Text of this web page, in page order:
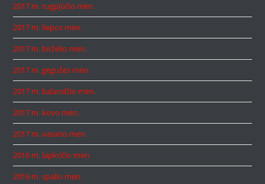
2017 m. rugpjūčio mėn.
2017 m. liepos mėn.
2017 m. birželio mėn.
2017 m. gegužės mėn.
2017 m. balandžio mėn.
2017 m. kovo mėn.
2017 m. vasario mėn.
2016 m. lapkričio mėn.
2016 m. spalio mėn.